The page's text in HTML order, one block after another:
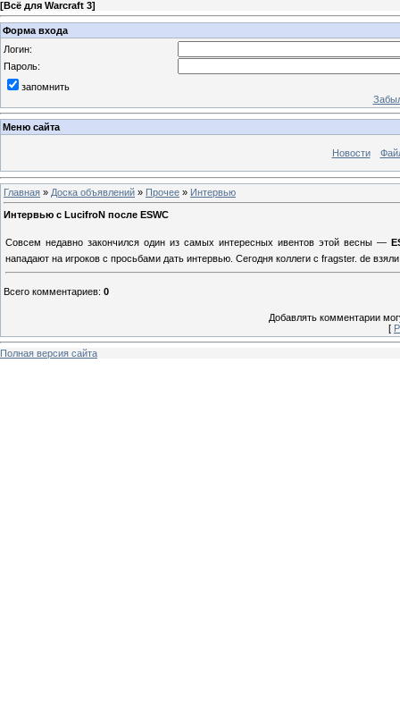
[Всё для Warcraft 3]
Форма входа
Логин:
Пароль:
запомнить
Меню сайта
Новости
Главная » Доска объявлений » Прочее » Интервью
Интервью с LucifroN после ESWC
Совсем недавно закончился один из самых интересных ивентов этой весны —
нападают на игроков с просьбами дать интервью. Сегодня коллеги с fragster. de
Всего комментариев: 0
Добавлять комментарии
[
Полная версия сайта